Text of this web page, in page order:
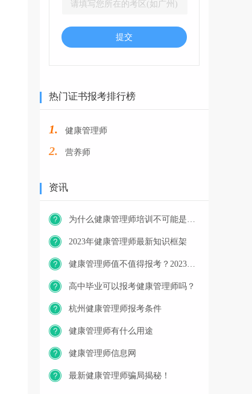
提交
热门证书报考排行榜
1. 健康管理师
2. 营养师
资讯
2023年健康管理师最新知识框架
高中毕业可以报考健康管理师吗？
杭州健康管理师报考条件
健康管理师有什么用途
健康管理师信息网
最新健康管理师骗局揭秘！